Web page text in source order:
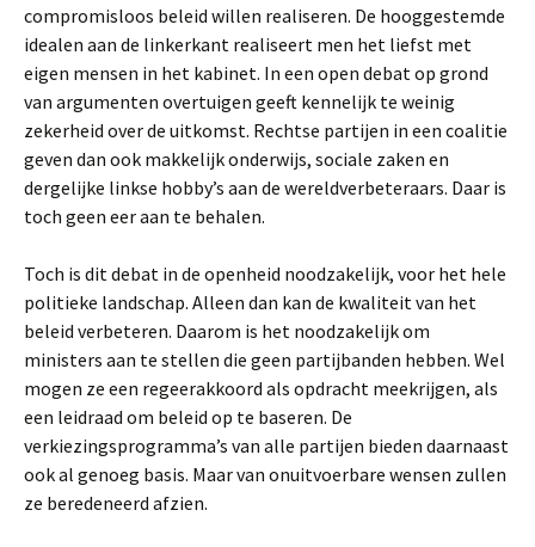
compromisloos beleid willen realiseren. De hooggestemde
idealen aan de linkerkant realiseert men het liefst met
eigen mensen in het kabinet. In een open debat op grond
van argumenten overtuigen geeft kennelijk te weinig
zekerheid over de uitkomst. Rechtse partijen in een coalitie
geven dan ook makkelijk onderwijs, sociale zaken en
dergelijke linkse hobby’s aan de wereldverbeteraars. Daar is
toch geen eer aan te behalen.
Toch is dit debat in de openheid noodzakelijk, voor het hele
politieke landschap. Alleen dan kan de kwaliteit van het
beleid verbeteren. Daarom is het noodzakelijk om
ministers aan te stellen die geen partijbanden hebben. Wel
mogen ze een regeerakkoord als opdracht meekrijgen, als
een leidraad om beleid op te baseren. De
verkiezingsprogramma’s van alle partijen bieden daarnaast
ook al genoeg basis. Maar van onuitvoerbare wensen zullen
ze beredeneerd afzien.